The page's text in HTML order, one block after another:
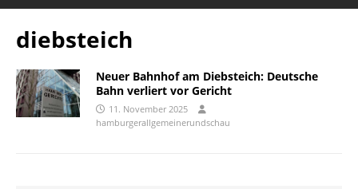
diebsteich
Neuer Bahnhof am Diebsteich: Deutsche
Bahn verliert vor Gericht
11. November 2025
hamburgerallgemeinerundschau